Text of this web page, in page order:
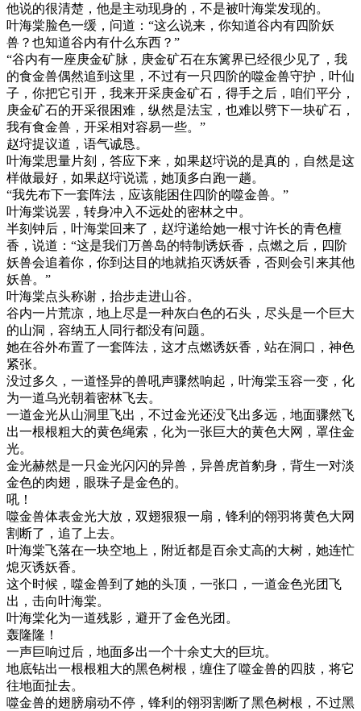
他说的很清楚，他是主动现身的，不是被叶海棠发现的。
叶海棠脸色一缓，问道：“这么说来，你知道谷内有四阶妖
兽？也知道谷内有什么东西？”
“谷内有一座庚金矿脉，庚金矿石在东篱界已经很少见了，我
的食金兽偶然追到这里，不过有一只四阶的噬金兽守护，叶仙
子，你把它引开，我来开采庚金矿石，得手之后，咱们平分，
庚金矿石的开采很困难，纵然是法宝，也难以劈下一块矿石，
我有食金兽，开采相对容易一些。”
赵垨提议道，语气诚恳。
叶海棠思量片刻，答应下来，如果赵垨说的是真的，自然是这
样做最好，如果赵垨说谎，她顶多白跑一趟。
“我先布下一套阵法，应该能困住四阶的噬金兽。”
叶海棠说罢，转身冲入不远处的密林之中。
半刻钟后，叶海棠回来了，赵垨递给她一根寸许长的青色檀
香，说道：“这是我们万兽岛的特制诱妖香，点燃之后，四阶
妖兽会追着你，你到达目的地就掐灭诱妖香，否则会引来其他
妖兽。”
叶海棠点头称谢，抬步走进山谷。
谷内一片荒凉，地上尽是一种灰白色的石头，尽头是一个巨大
的山洞，容纳五人同行都没有问题。
她在谷外布置了一套阵法，这才点燃诱妖香，站在洞口，神色
紧张。
没过多久，一道怪异的兽吼声骤然响起，叶海棠玉容一变，化
为一道乌光朝着密林飞去。
一道金光从山洞里飞出，不过金光还没飞出多远，地面骤然飞
出一根根粗大的黄色绳索，化为一张巨大的黄色大网，罩住金
光。
金光赫然是一只金光闪闪的异兽，异兽虎首豹身，背生一对淡
金色的肉翅，眼珠子是金色的。
吼！
噬金兽体表金光大放，双翅狠狠一扇，锋利的翎羽将黄色大网
割断了，追了上去。
叶海棠飞落在一块空地上，附近都是百余丈高的大树，她连忙
熄灭诱妖香。
这个时候，噬金兽到了她的头顶，一张口，一道金色光团飞
出，击向叶海棠。
叶海棠化为一道残影，避开了金色光团。
轰隆隆！
一声巨响过后，地面多出一个十余丈大的巨坑。
地底钻出一根根粗大的黑色树根，缠住了噬金兽的四肢，将它
往地面扯去。
噬金兽的翅膀扇动不停，锋利的翎羽割断了黑色树根，不过黑